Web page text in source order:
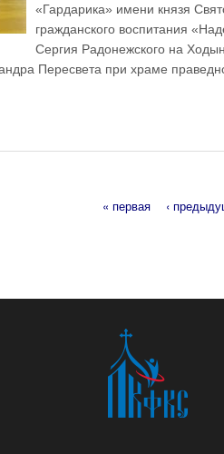
«Гардарика» имени князя
гражданского воспитания
Сергия Радонежского на
Пересвета при храме
« первая ‹